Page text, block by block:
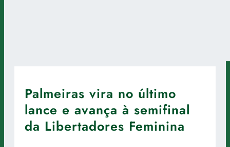
Palmeiras vira no último
lance e avança à semifinal
da Libertadores Feminina